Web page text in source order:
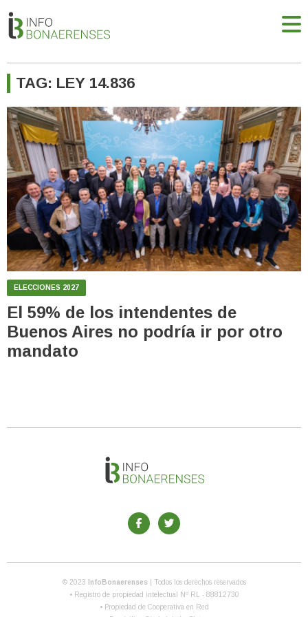
TAG: LEY 14.836
ELECCIONES 2027
El 59% de los intendentes de
Buenos Aires no podría ir por otro
mandato
© 2023 InfoBonaerenses
| Todos los derechos reservados
• Registro de propiedad intelectual Nº RL - 88812730
• Propiedad de Cooperativa en Red